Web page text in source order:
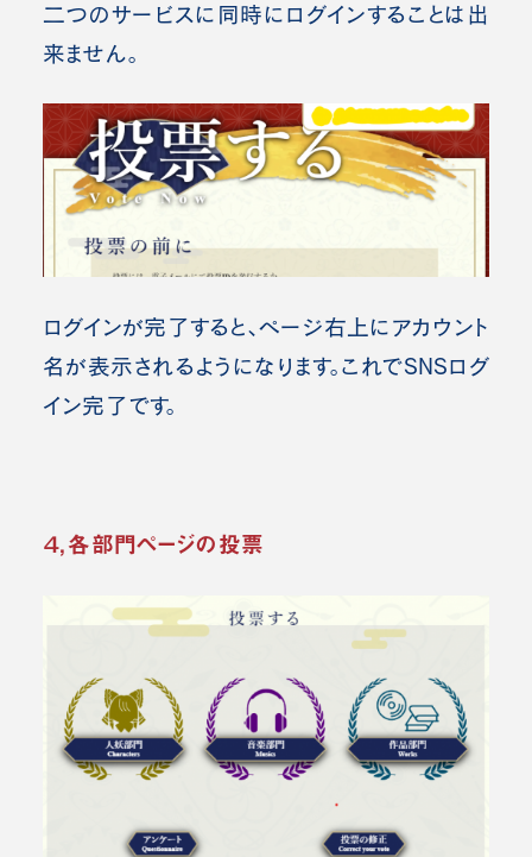
二つのサービスに同時にログインすることは出
来ません。
ログインが完了すると、ページ右上にアカウント
名が表示されるようになります。これでSNSログ
イン完了です。
４，各部門ページの投票